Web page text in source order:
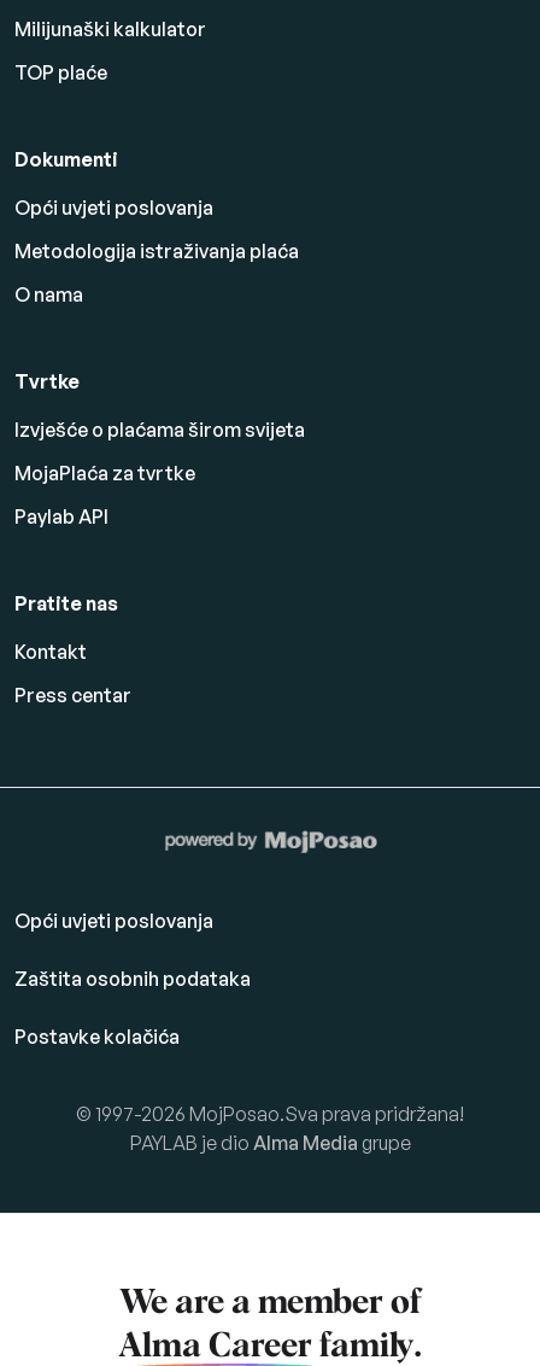
Milijunaški kalkulator
TOP plaće
Dokumenti
Opći uvjeti poslovanja
Metodologija istraživanja plaća
O nama
Tvrtke
Izvješće o plaćama širom svijeta
MojaPlaća za tvrtke
Paylab API
Pratite nas
Kontakt
Press centar
Opći uvjeti poslovanja
Zaštita osobnih podataka
Postavke kolačića
© 1997-2026 MojPosao.Sva prava pridržana!
PAYLAB je dio Alma Media grupe
We are a member of
Alma Career family.